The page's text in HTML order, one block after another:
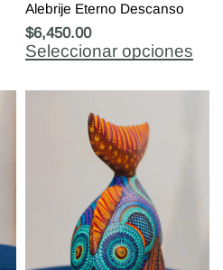
Alebrije Eterno Descanso
$6,450.00
Seleccionar opciones